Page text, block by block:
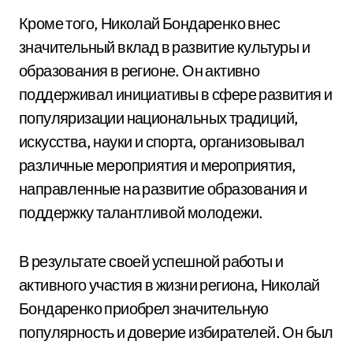
Кроме того, Николай Бондаренко внес
значительный вклад в развитие культуры и
образования в регионе. Он активно
поддерживал инициативы в сфере развития и
популяризации национальных традиций,
искусства, науки и спорта, организовывал
различные мероприятия и мероприятия,
направленные на развитие образования и
поддержку талантливой молодежи.
В результате своей успешной работы и
активного участия в жизни региона, Николай
Бондаренко приобрел значительную
популярность и доверие избирателей. Он был